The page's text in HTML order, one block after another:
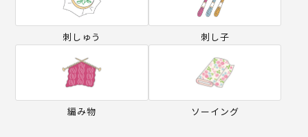
刺しゅう 刺し子
編み物 ソーイング